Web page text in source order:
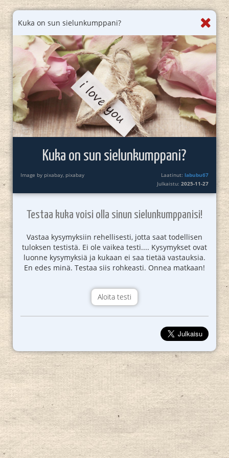
Kuka on sun sielunkumppani?
Kuka on sun sielunkumppani?
Image by pixabay, pixabay Laatinut:labubu67
Julkaistu:2025-11-27
Testaa kuka voisi olla sinun sielunkumppanisi!
Vastaa kysymyksiin rehellisesti, jotta saat todellisen
tuloksen testistä. Ei ole vaikea testi.... Kysymykset ovat
luonne kysymyksiä ja kukaan ei saa tietää vastauksia.
En edes minä. Testaa siis rohkeasti. Onnea matkaan!
Aloita testi